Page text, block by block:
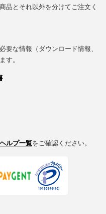
品とそれ以外を分けてご注文く
要な情報（ダウンロード情報、
す。
ヘルプ一覧をご確認ください。